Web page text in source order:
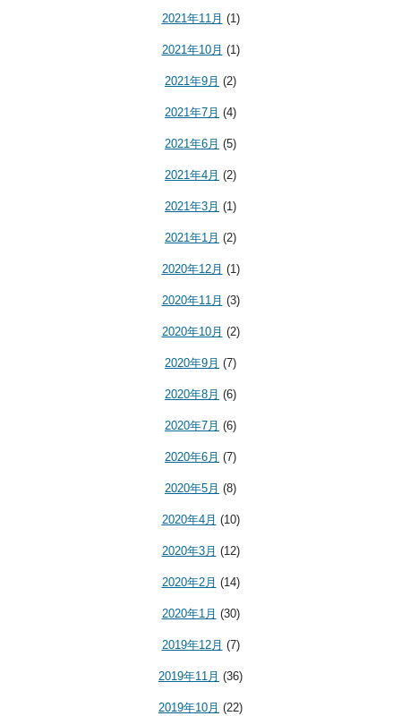
2021年11月 (1)
2021年10月 (1)
2021年9月 (2)
2021年7月 (4)
2021年6月 (5)
2021年4月 (2)
2021年3月 (1)
2021年1月 (2)
2020年12月 (1)
2020年11月 (3)
2020年10月 (2)
2020年9月 (7)
2020年8月 (6)
2020年7月 (6)
2020年6月 (7)
2020年5月 (8)
2020年4月 (10)
2020年3月 (12)
2020年2月 (14)
2020年1月 (30)
2019年12月 (7)
2019年11月 (36)
2019年10月 (22)